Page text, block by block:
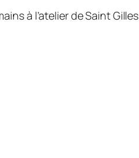
à l’atelier de Saint Gilles